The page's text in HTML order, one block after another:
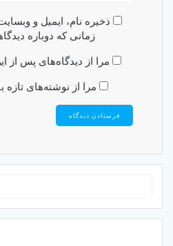
ذخیره نام، ایمیل و
زمانی که دوباره
مرا از دیدگاه‌های پس از
مرا از نوشته‌های تازه